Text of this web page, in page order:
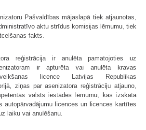
Pašvaldības mājaslapā tiek atjaunotas,
aktu strīdus komisijas lēmumu, tiek
fakts.
reģistrācija ir anulēta pamatojoties uz
ir apturēta vai anulēta kravas
veikšanas licence Latvijas Republikas
ziņas par asenizatora reģistrāciju atjauno,
valsts iestādes lēmumu, kas izskata
autopārvadājumu licences un licences kartītes
laiku vai anulēšanu.